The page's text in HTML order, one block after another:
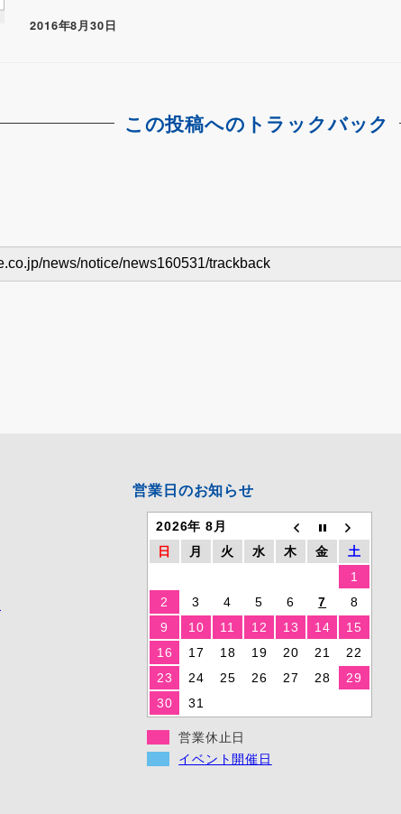
2016年8月30日
この投稿へのトラックバック
営業日のお知らせ
2026年 8月
日
月 火 水 木 金
土
1
2
3 4 5 6 7
8
9
10 11 12 13 14
15
16
17 18 19 20 21
22
23
24 25 26 27 28
29
30
31
営業休止日
イベント開催日